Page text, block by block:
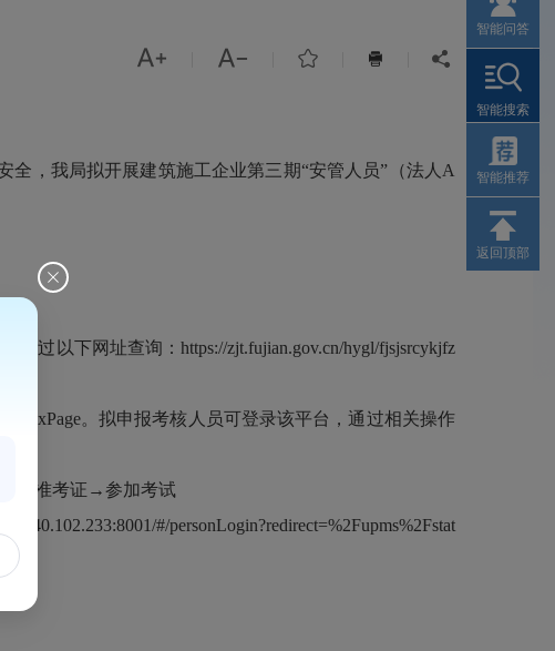
    
，我局拟开展建筑施工企业第三期“安管人员”（法人A
以下网址查询：https://zjt.fujian.gov.cn/hygl/fjsjsrcykjfz
。拟申报考核人员可登录该平台，通过相关操作
印准考证→参加考试
#/personLogin?redirect=%2Fupms%2Fstat
智能问答
智能搜索
智能推荐
返回顶部